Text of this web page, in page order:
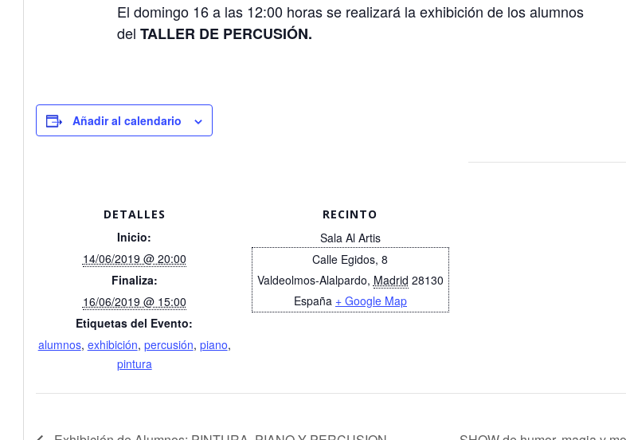
El domingo 16 a las 12:00 horas se realizará la exhibición de los alumnos
del TALLER DE PERCUSIÓN.
Añadir al calendario
DETALLES
Inicio:
14/06/2019 @ 20:00
Finaliza:
16/06/2019 @ 15:00
Etiquetas del Evento:
alumnos, exhibición, percusión, piano,
pintura
RECINTO
Sala Al Artis
Calle Egidos, 8
Valdeolmos-Alalpardo, Madrid 28130
España + Google Map